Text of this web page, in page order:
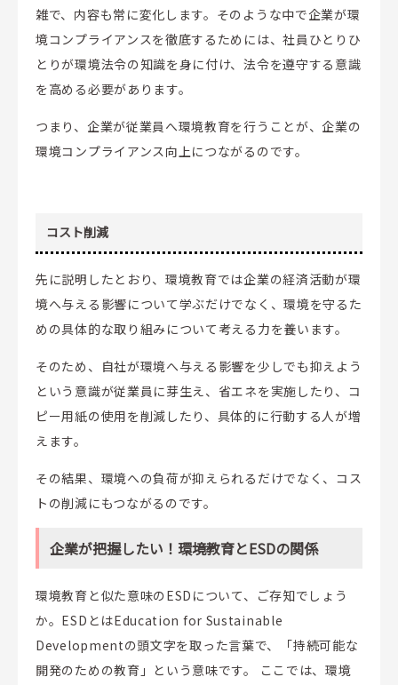
雑で、内容も常に変化します。そのような中で企業が環
境コンプライアンスを徹底するためには、社員ひとりひ
とりが環境法令の知識を身に付け、法令を遵守する意識
を高める必要があります。
つまり、企業が従業員へ環境教育を行うことが、企業の
環境コンプライアンス向上につながるのです。
コスト削減
先に説明したとおり、環境教育では企業の経済活動が環
境へ与える影響について学ぶだけでなく、環境を守るた
めの具体的な取り組みについて考える力を養います。
そのため、自社が環境へ与える影響を少しでも抑えよう
という意識が従業員に芽生え、省エネを実施したり、コ
ピー用紙の使用を削減したり、具体的に行動する人が増
えます。
その結果、環境への負荷が抑えられるだけでなく、コス
トの削減にもつながるのです。
企業が把握したい！環境教育とESDの関係
環境教育と似た意味のESDについて、ご存知でしょう
か。ESDとはEducation for Sustainable
Developmentの頭文字を取った言葉で、「持続可能な
開発のための教育」という意味です。 ここでは、環境